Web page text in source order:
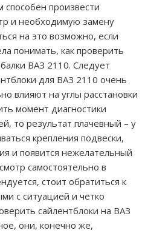
произвести
и необходимую замену
на это возможно, если
понимать, как проверить
ВАЗ 2110. Следует
для ВАЗ 2110 очень
влияют на углы расстановки
момент диагностики
то результат плачевный – у
крепления подвески,
и появится нежелательный
самостоятельно в
стоит обратиться к
с ситуацией и четко
сайлентблоки на ВАЗ
они, конечно же,